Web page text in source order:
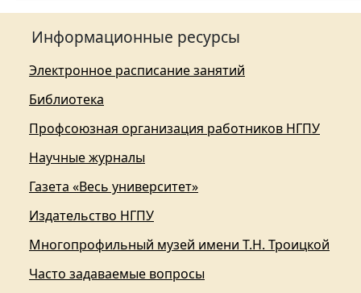
Информационные ресурсы
Электронное расписание занятий
Библиотека
Профсоюзная организация работников НГПУ
Научные журналы
Газета «Весь университет»
Издательство НГПУ
Многопрофильный музей имени Т.Н. Троицкой
Часто задаваемые вопросы